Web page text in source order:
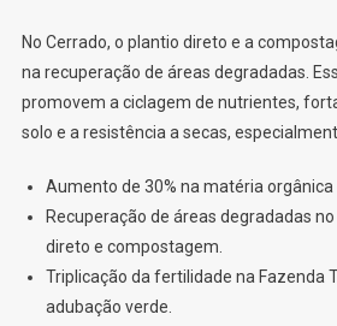
No Cerrado, o plantio direto e a
na recuperação de áreas degradadas.
promovem a ciclagem de nutrientes,
solo e a resistência a secas,
Aumento de 30% na matéria orgânica
Recuperação de áreas degradadas
direto e compostagem.
Triplicação da fertilidade na Fazenda
adubação verde.